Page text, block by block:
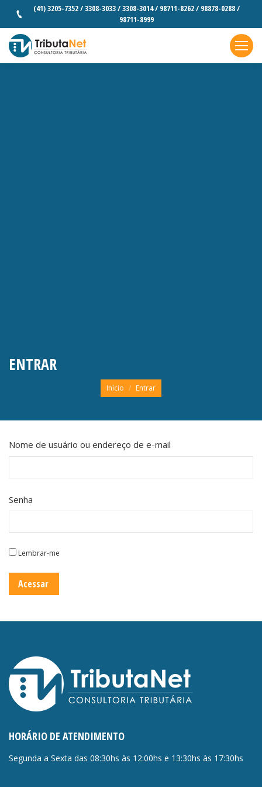
(41) 3205-7352 / 3308-3033 / 3308-3014 / 98711-8262 / 98878-0288 /
98711-8999
ENTRAR
Você está aqui:
Início Entrar
Nome de usuário ou endereço de e-mail
Senha
Lembrar-me
HORÁRIO DE ATENDIMENTO
Segunda a Sexta das 08:30hs às 12:00hs e 13:30hs às 17:30hs